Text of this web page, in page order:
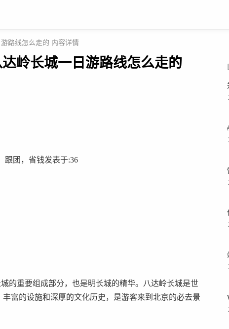
路线怎么走的 内容详情
岭长城一日游路线怎么走的
跟团，省钱发表于:36
的重要组成部分，也是明长城的精华。八达岭长城是世
富的设施和深厚的文化历史，是游客来到北京的必去景